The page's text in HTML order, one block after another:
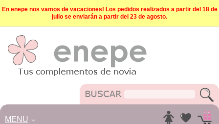
En enepe nos vamos de vacaciones! Los pedidos realizados a partir del 18 de
julio se enviarán a partir del 23 de agosto.
MENU